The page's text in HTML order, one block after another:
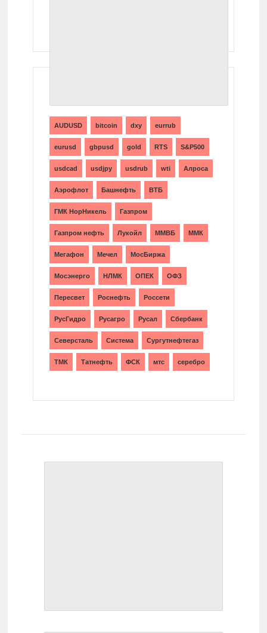
AUDUSD bitcoin dxy eurrub
eurusd gbpusd gold RTS S&P500
usdcad usdjpy usdrub wti Алроса
Аэрофлот Башнефть ВТБ
ГМК НорНикель Газпром
Газпром нефть Лукойл ММВБ ММК
Мегафон Мечел МосБиржа
Мосэнерго НЛМК ОПЕК ОФЗ
Пересвет Роснефть Россети
РусГидро Русагро Русал Сбербанк
Северсталь Система Сургутнефтегаз
ТМК Татнефть ФСК мтс серебро